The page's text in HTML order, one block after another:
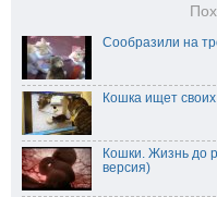
Сообразили на
Кошка ищет своих
Кошки. Жизнь до
версия)